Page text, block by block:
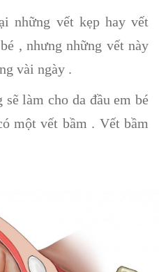
những vết kẹp hay vết
, nhưng những vết này
vài ngày .
sẽ làm cho da đầu em bé
một vết bầm . Vết bầm